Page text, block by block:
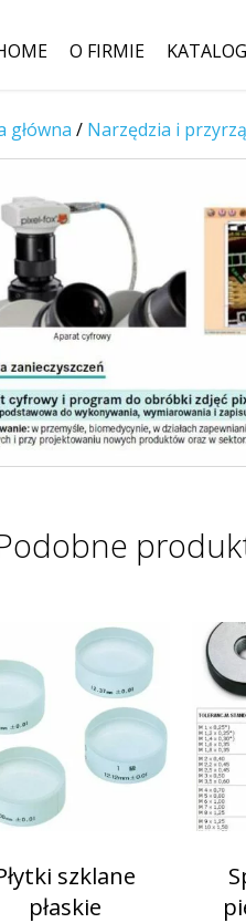
O FIRMIE
główna / Narzędzia i
szklane
płaskie